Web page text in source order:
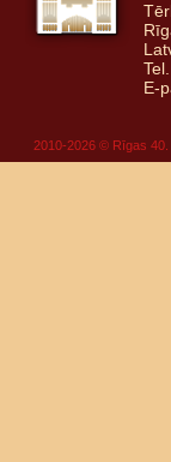
E-
2010-2026 © Rīgas